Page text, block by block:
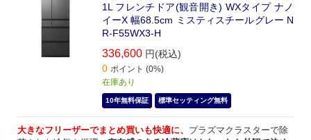
1L フレンチドア(観音開き) WXタイプ ナノ
イーX 幅68.5cm ミスティスチールグレー N
R-F55WX3-H
336,600 円(税込)
0 ポイント (0%)
在庫あり
10年無料保証 標準セッティング無料
大きなフリーザーでまとめ買いも快適に、 プラズマクラスターで除